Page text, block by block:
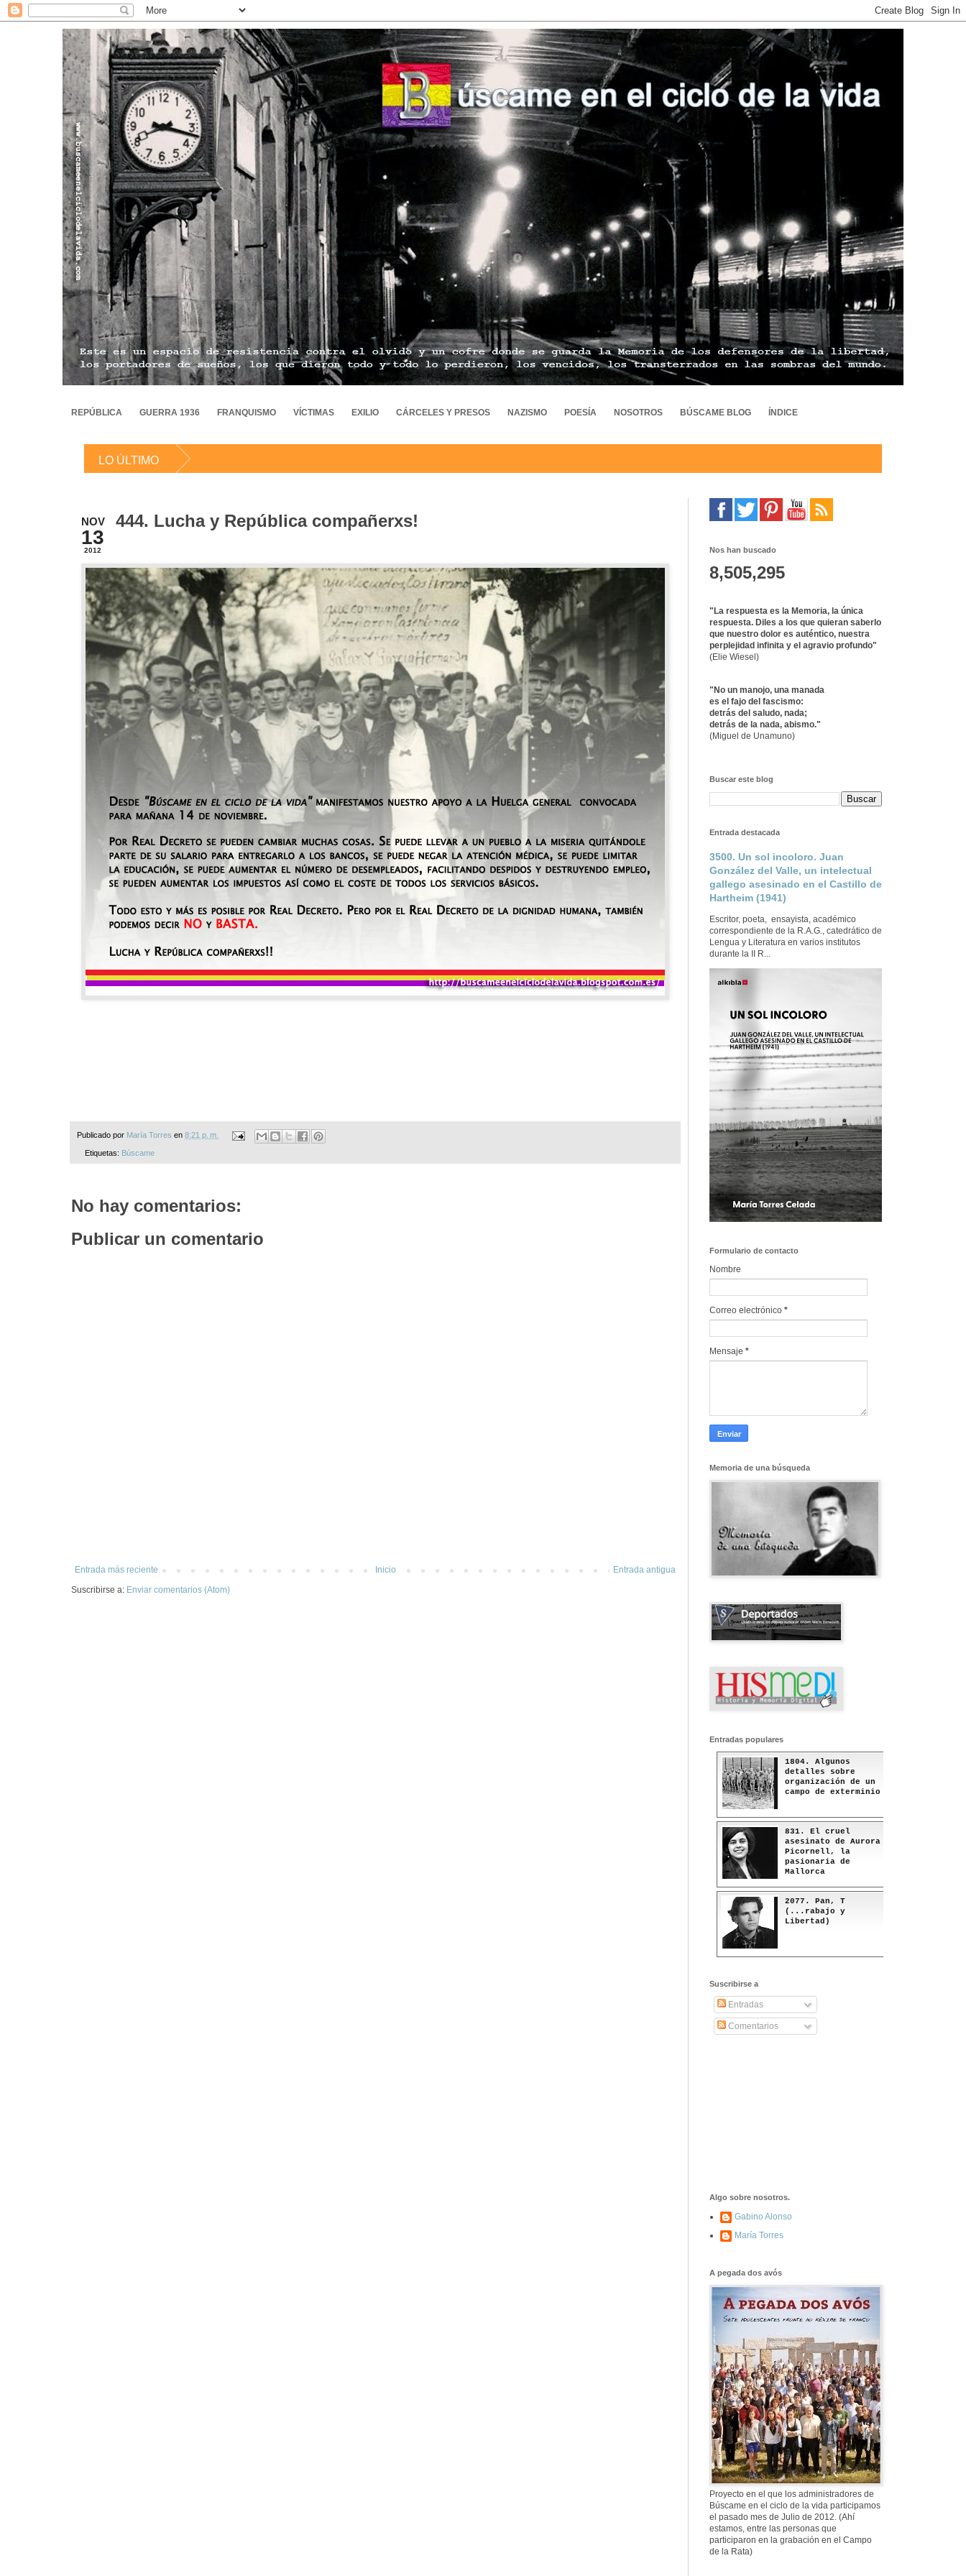
REPÚBLICA GUERRA 1936 FRANQUISMO VÍCTIMAS EXILIO CÁRCELES Y PRESOS NAZISMO POESÍA NOSOTROS BÚSCAME BLOG ÍNDICE
LO ÚLTIMO
NOV
13
2012
444. Lucha y República compañerxs!
Publicado por María Torres en 8:21 p. m.
Etiquetas: Búscame
No hay comentarios:
Publicar un comentario
Entrada más reciente Entrada antigua
Inicio
Suscribirse a: Enviar comentarios (Atom)
Nos han buscado
8,505,295
"La respuesta es la Memoria, la única
respuesta. Diles a los que quieran saberlo
que nuestro dolor es auténtico, nuestra
perplejidad infinita y el agravio profundo"
(Elie Wiesel)
"No un manojo, una manada
es el fajo del fascismo:
detrás del saludo, nada;
detrás de la nada, abismo."
(Miguel de Unamuno)
Buscar este blog
Entrada destacada
3500. Un sol incoloro. Juan
González del Valle, un intelectual
gallego asesinado en el Castillo de
Hartheim (1941)
Escritor, poeta, ensayista, académico
correspondiente de la R.A.G., catedrático de
Lengua y Literatura en varios institutos
durante la II R...
Formulario de contacto
Nombre
Correo electrónico *
Mensaje *
Memoria de una búsqueda
Entradas populares
1804. Algunos
detalles sobre
organización de un
campo de exterminio
831. El cruel
asesinato de Aurora
Picornell, la
pasionaria de
Mallorca
2077. Pan, T
(...rabajo y
Libertad)
577. Nos fusilaron
fusilaron mal
307. Vuestros
nombres no se han
borrado en la
Historia
Suscribirse a
Entradas
Comentarios
Algo sobre nosotros.
Gabino Alonso
María Torres
A pegada dos avós
Proyecto en el que los administradores de
Búscame en el ciclo de la vida participamos
el pasado mes de Julio de 2012. (Ahí
estamos, entre las personas que
participaron en la grabación en el Campo
de la Rata)